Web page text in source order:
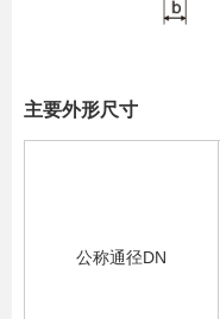
主要外形尺寸
公称通径DN